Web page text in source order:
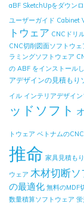
aBF SketchUpをダウン
ユーザーガイド Cabinet
トウェア CNCドリ
CNC切削図面ソフトウェ
ラミングソフトウェア
の ABF をインストール
アデザインの見積もり
イル インテリアデザイ
ッドソフト
トウェア ベトナムの
推命 家具見積も
ウェア 木材切断
の最適化 無料のMDF
数量積算ソフトウェア